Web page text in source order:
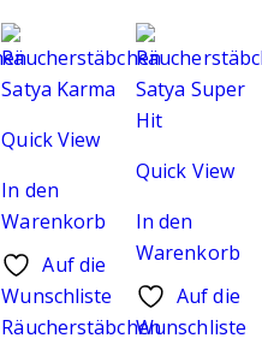
Quick View
In den
Warenkorb
Auf die
Wunschliste
Räucherstäbchen
Quick View
In den
Warenkorb
Auf die
Wunschliste